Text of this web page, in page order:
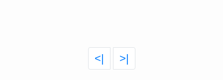
<| >|